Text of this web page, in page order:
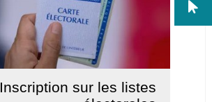
Inscription sur les listes